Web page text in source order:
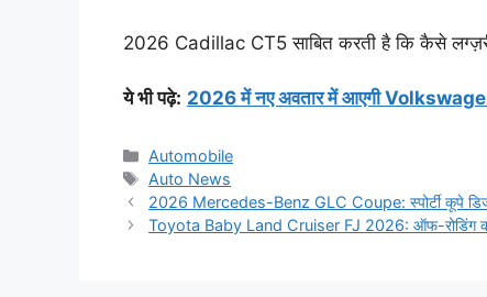
2026 Cadillac CT5 साबित करती है कि कैसे
ये भी पढ़े: 2026 में नए अवतार में आएगी Volkswagen
Categories
Automobile
Tags
Auto News
2026 Mercedes-Benz GLC Coupe: स्पोर्टी कूपे
Toyota Baby Land Cruiser FJ 2026: ऑफ-रोडिंग की